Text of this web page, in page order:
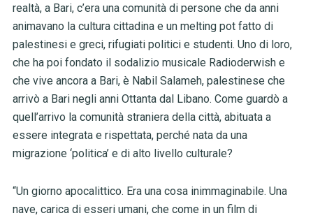
realtà, a Bari, c’era una comunità di persone che da anni
animavano la cultura cittadina e un melting pot fatto di
palestinesi e greci, rifugiati politici e studenti. Uno di loro,
che ha poi fondato il sodalizio musicale Radioderwish e
che vive ancora a Bari, è Nabil Salameh, palestinese che
arrivò a Bari negli anni Ottanta dal Libano. Come guardò a
quell’arrivo la comunità straniera della città, abituata a
essere integrata e rispettata, perché nata da una
migrazione ‘politica’ e di alto livello culturale?
“Un giorno apocalittico. Era una cosa inimmaginabile. Una
nave, carica di esseri umani, che come in un film di